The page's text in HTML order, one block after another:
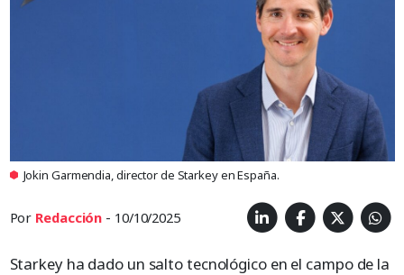
Jokin Garmendia, director de Starkey en España.
Por Redacción - 10/10/2025
Starkey ha dado un salto tecnológico en el campo de la